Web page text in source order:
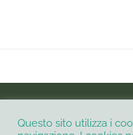
Questo sito utilizza i